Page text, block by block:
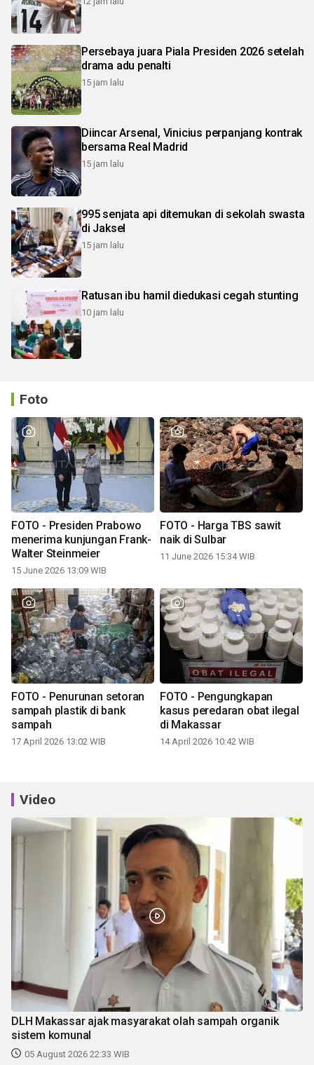
Persebaya juara Piala Presiden 2026 setelah
drama adu penalti
15 jam lalu
Diincar Arsenal, Vinicius perpanjang kontrak
bersama Real Madrid
15 jam lalu
995 senjata api ditemukan di sekolah swasta
di Jaksel
15 jam lalu
Ratusan ibu hamil diedukasi cegah stunting
10 jam lalu
Foto
FOTO - Presiden Prabowo
menerima kunjungan Frank-
Walter Steinmeier
15 June 2026 13:09 WIB
FOTO - Harga TBS sawit
naik di Sulbar
11 June 2026 15:34 WIB
FOTO - Penurunan setoran
sampah plastik di bank
sampah
17 April 2026 13:02 WIB
FOTO - Pengungkapan
kasus peredaran obat ilegal
di Makassar
14 April 2026 10:42 WIB
Video
DLH Makassar ajak masyarakat olah sampah organik
sistem komunal
05 August 2026 22:33 WIB